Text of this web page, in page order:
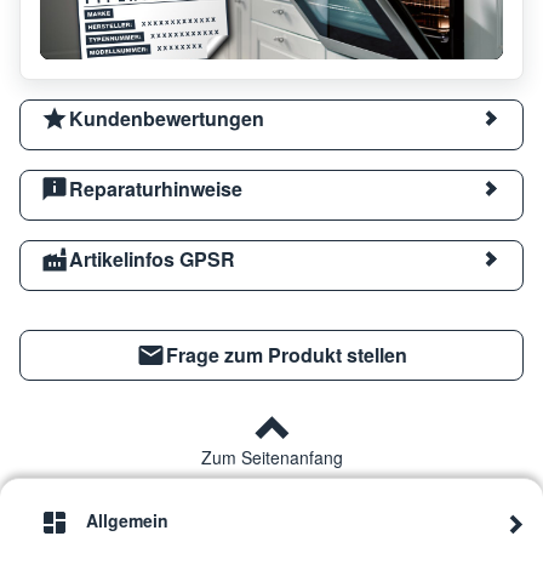
Kundenbewertungen
Reparaturhinweise
Artikelinfos GPSR
Frage zum Produkt stellen
Zum Seitenanfang
Allgemein